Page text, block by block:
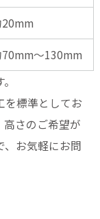
～130mm
を標準としてお
高さのご希望が
、お気軽にお問